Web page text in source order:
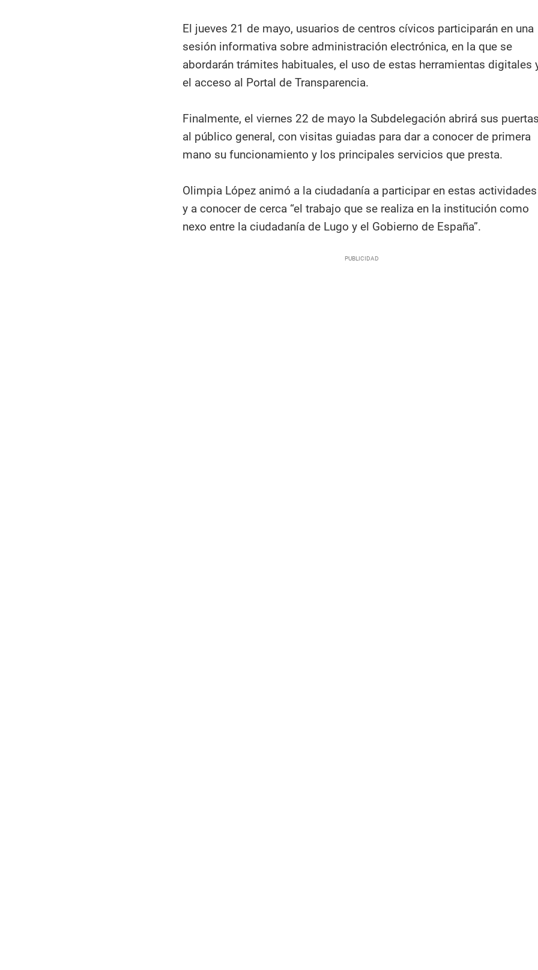
El jueves 21 de mayo, usuarios de centros cívicos participarán en una
sesión informativa sobre administración electrónica, en la que se
abordarán trámites habituales, el uso de estas herramientas digitales
el acceso al Portal de Transparencia.
Finalmente, el viernes 22 de mayo la Subdelegación abrirá sus
al público general, con visitas guiadas para dar a conocer de primera
mano su funcionamiento y los principales servicios que presta.
Olimpia López animó a la ciudadanía a participar en estas actividades
y a conocer de cerca “el trabajo que se realiza en la institución como
nexo entre la ciudadanía de Lugo y el Gobierno de España”.